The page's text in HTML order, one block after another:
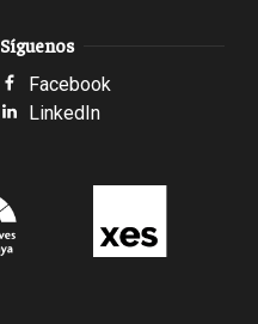
Síguenos
Facebook
LinkedIn